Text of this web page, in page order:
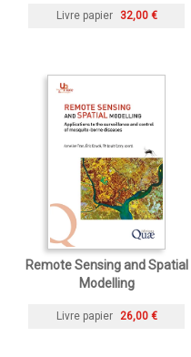
Livre papier 32,00 €
Remote Sensing and Spatial
Modelling
Livre papier 26,00 €